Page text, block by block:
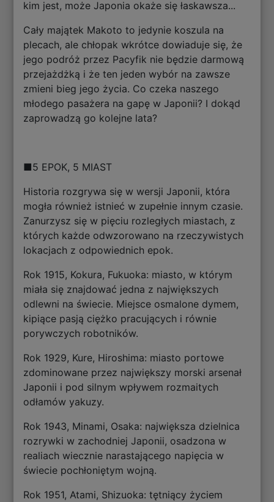
kim jest, może Japonia okaże się łaskawsza...
Cały majątek Makoto to jedynie koszula na
plecach, ale chłopak wkrótce dowiaduje się, że
jego podróż przez Pacyfik nie będzie darmową
przejażdżką i że ten jeden wybór na zawsze
zmieni bieg jego życia. Co czeka naszego
młodego pasażera na gapę w Japonii? I dokąd
zaprowadzą go kolejne lata?
■5 EPOK, 5 MIAST
Historia rozgrywa się w wersji Japonii, która
mogła również istnieć w zupełnie innym czasie.
Zanurzysz się w pięciu rozległych miastach, z
których każde odwzorowano na rzeczywistych
lokacjach z odpowiednich epok.
Rok 1915, Kokura, Fukuoka: miasto, w którym
miała się znajdować jedna z największych
odlewni na świecie. Miejsce osmalone dymem,
kipiące pasją ciężko pracujących i równie
porywczych robotników.
Rok 1929, Kure, Hiroshima: miasto portowe
zdominowane przez największy morski arsenał
Japonii i pod silnym wpływem rozmaitych
odłamów yakuzy.
Rok 1943, Minami, Osaka: największa dzielnica
rozrywki w zachodniej Japonii, osadzona w
realiach wiecznie narastającego napięcia w
świecie pochłoniętym wojną.
Rok 1951, Atami, Shizuoka: tętniący życiem